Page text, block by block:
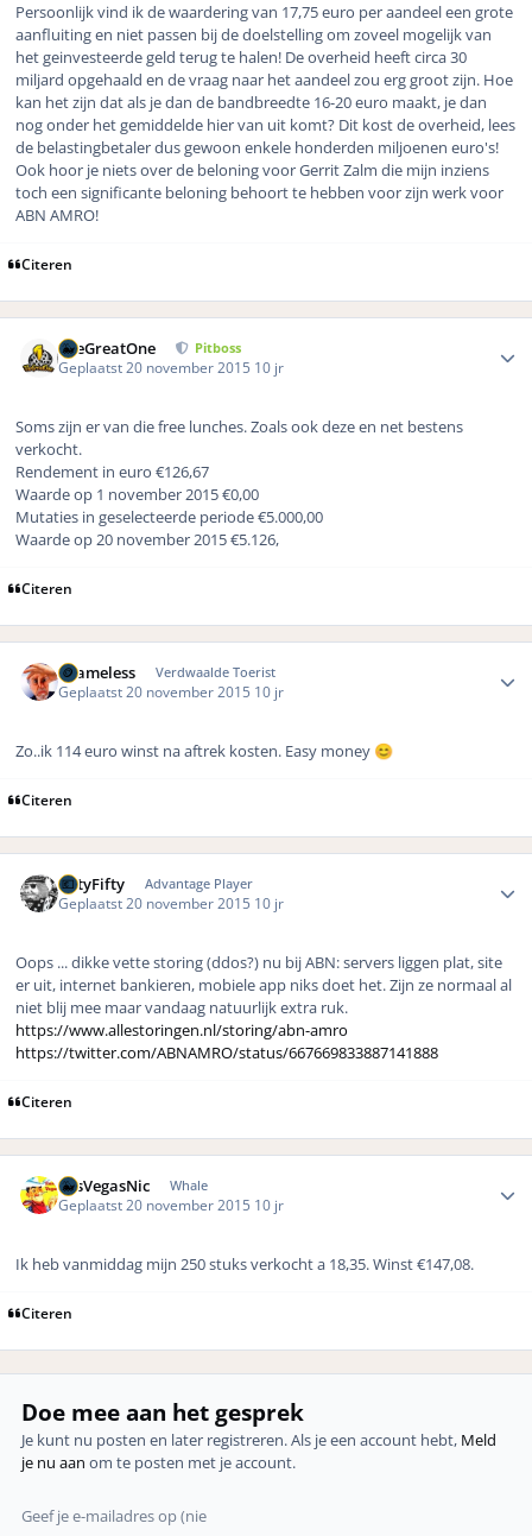
Persoonlijk vind ik de waardering van 17,75 euro per aandeel een grote
aanfluiting en niet passen bij de doelstelling om zoveel mogelijk van
het geinvesteerde geld terug te halen! De overheid heeft circa 30
miljard opgehaald en de vraag naar het aandeel zou erg groot zijn. Hoe
kan het zijn dat als je dan de bandbreedte 16-20 euro maakt, je dan
nog onder het gemiddelde hier van uit komt? Dit kost de overheid, lees
de belastingbetaler dus gewoon enkele honderden miljoenen euro's!
Ook hoor je niets over de beloning voor Gerrit Zalm die mijn inziens
toch een significante beloning behoort te hebben voor zijn werk voor
ABN AMRO!
Citeren
TheGreatOne Pitboss
Geplaatst20 november 2015 10 jr
Soms zijn er van die free lunches. Zoals ook deze en net bestens
verkocht.
Rendement in euro €126,67
Waarde op 1 november 2015 €0,00
Mutaties in geselecteerde periode €5.000,00
Waarde op 20 november 2015 €5.126,
Citeren
Shameless Verdwaalde Toerist
Geplaatst20 november 2015 10 jr
Zo..ik 114 euro winst na aftrek kosten. Easy money 😊
Citeren
FiftyFifty Advantage Player
Geplaatst20 november 2015 10 jr
Oops ... dikke vette storing (ddos?) nu bij ABN: servers liggen plat, site
er uit, internet bankieren, mobiele app niks doet het. Zijn ze normaal al
niet blij mee maar vandaag natuurlijk extra ruk.
https://www.allestoringen.nl/storing/abn-amro
https://twitter.com/ABNAMRO/status/667669833887141888
Citeren
LasVegasNic Whale
Geplaatst 20 november 2015 10 jr
Ik heb vanmiddag mijn 250 stuks verkocht a 18,35. Winst €147,08.
Citeren
Doe mee aan het gesprek
Je kunt nu posten en later registreren. Als je een account hebt, Meld
je nu aan om te posten met je account.